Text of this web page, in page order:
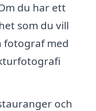
du har ett
som du vill
fotograf med
och